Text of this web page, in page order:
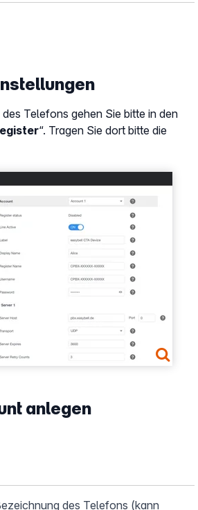
Telefons gehen Sie bitte in den
“. Tragen Sie dort bitte die
anlegen
des Telefons (kann